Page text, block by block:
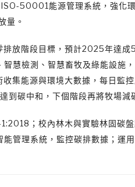
50001能源管理系統，強化
量。
排放階段目標，預計2025年達
慧檢測、智慧畜牧及綠能設施
集能源與環境大數據，每日監
碳中和，下個階段再將牧場減
；校內林木與實驗林固碳
管理系統，監控碳排數據；運